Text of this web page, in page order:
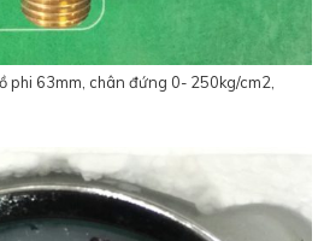
phi 63mm, chân đứng 0- 250kg/cm2,